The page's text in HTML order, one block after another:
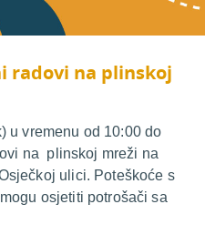
radovi na plinskoj
u vremenu od 10:00 do
na plinskoj mreži na
ulici. Poteškoće s
osjetiti potrošači sa